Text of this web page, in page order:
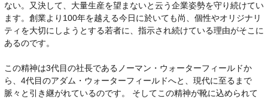
ない。又決して、大量生産を望まないと云う企業姿勢を守り続けてい
ます。創業より100年を越える今日に於いても尚、個性やオリジナリ
ティを大切にしようとする若者に、指示され続けている理由がそこに
あるのです。
この精神は3代目の社長であるノーマン・ウォーターフィールドか
ら、4代目のアダム・ウォーターフィールドへと、現代に至るまで
脈々と引き継がれているのです。 そしてこの精神が靴に込められて